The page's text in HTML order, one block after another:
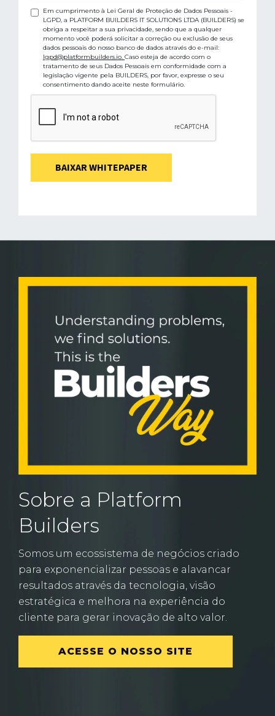
Em cumprimento à Lei Geral de Proteção de Dados Pessoais -
LGPD, a PLATFORM BUILDERS IT SOLUTIONS LTDA (BUILDERS) se
obriga a respeitar a sua privacidade, sendo que a qualquer
momento você poderá solicitar a correção ou exclusão de seus
dados pessoais do nosso banco de dados através do e-mail:
lgpd@platformbuilders.io. Caso esteja de acordo com o
tratamento de seus Dados Pessoais em conformidade com a
legislação vigente pela BUILDERS, por favor, expresse o seu
consentimento dando aceite neste formulário.
Sobre a Platform
Builders
Somos um ecossistema de negócios criado
para exponencializar pessoas e alavancar
resultados através da tecnologia, visão
estratégica e melhora na experiência do
cliente para gerar inovação de alto valor.
ACESSE O NOSSO SITE